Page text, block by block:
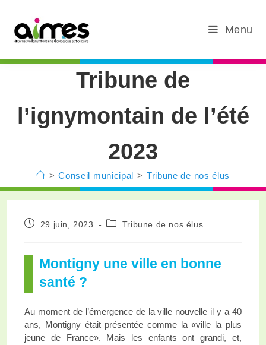
Menu
Tribune de
l’ignymontain de l’été
2023
> Conseil municipal > Tribune de nos élus
29 juin, 2023 Tribune de nos élus
Montigny une ville en bonne
santé ?
Au moment de l’émergence de la ville nouvelle il y a 40
ans, Montigny était présentée comme la «ville la plus
jeune de France». Mais les enfants ont grandi, et,